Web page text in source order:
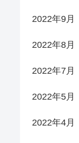
2022年9月
2022年8月
2022年7月
2022年5月
2022年4月